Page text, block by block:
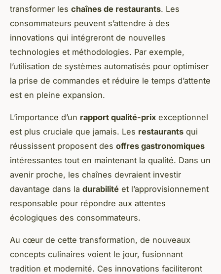
transformer les chaînes de restaurants. Les
consommateurs peuvent s’attendre à des
innovations qui intégreront de nouvelles
technologies et méthodologies. Par exemple,
l’utilisation de systèmes automatisés pour optimiser
la prise de commandes et réduire le temps d’attente
est en pleine expansion.
L’importance d’un rapport qualité-prix exceptionnel
est plus cruciale que jamais. Les restaurants qui
réussissent proposent des offres gastronomiques
intéressantes tout en maintenant la qualité. Dans un
avenir proche, les chaînes devraient investir
davantage dans la durabilité et l’approvisionnement
responsable pour répondre aux attentes
écologiques des consommateurs.
Au cœur de cette transformation, de nouveaux
concepts culinaires voient le jour, fusionnant
tradition et modernité. Ces innovations faciliteront